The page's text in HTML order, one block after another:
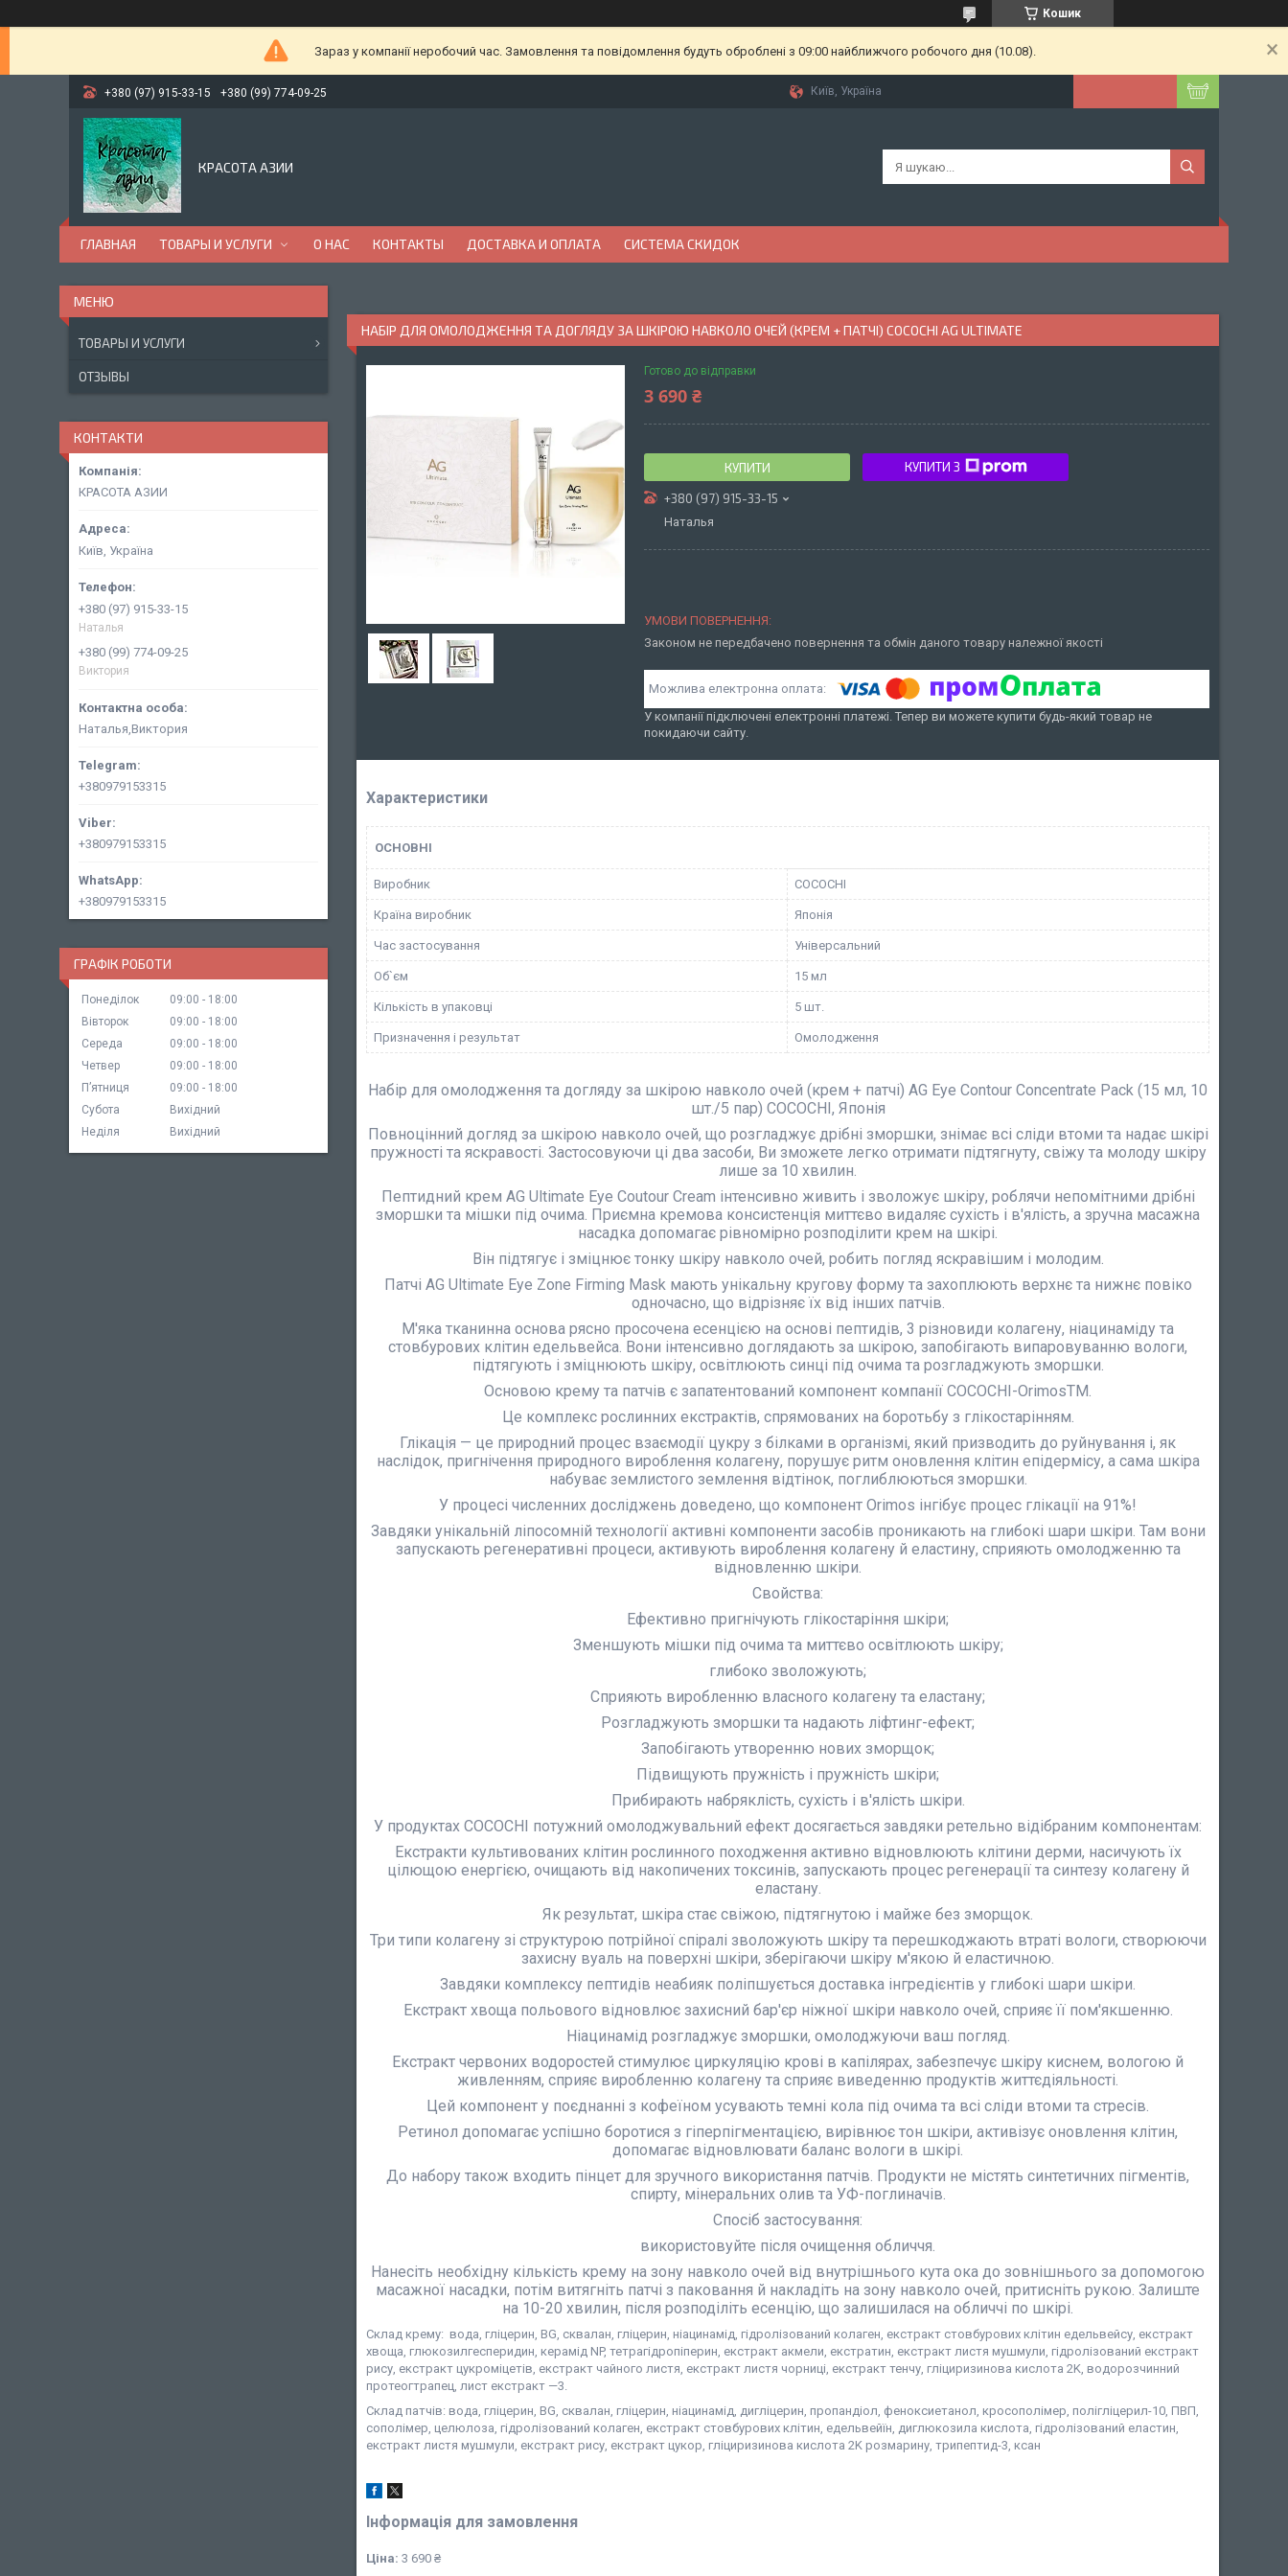
Кошик
Зараз у компанії неробочий час. Замовлення та повідомлення будуть оброблені з 09:00 найближчого робочого дня (10.08).
+380 (97) 915-33-15 +380 (99) 774-09-25 Київ, Україна
КРАСОТА АЗИИ
ГЛАВНАЯ ТОВАРЫ И УСЛУГИ О НАС КОНТАКТЫ ДОСТАВКА И ОПЛАТА СИСТЕМА СКИДОК
НАБІР ДЛЯ ОМОЛОДЖЕННЯ ТА ДОГЛЯДУ ЗА ШКІРОЮ НАВКОЛО ОЧЕЙ (КРЕМ + ПАТЧІ) COCOCHI AG ULTIMATE
Готово до відправки
3 690 ₴
КУПИТИ КУПИТИ З
+380 (97) 915-33-15
Наталья
Законом не передбачено повернення та обмін даного товару належної якості
У компанії підключені електронні платежі. Тепер ви можете купити будь-який товар не
покидаючи сайту.
Характеристики
ОСНОВНІ
Виробник COCOCHI
Країна виробник Японія
Час застосування Універсальний
Об`єм 15 мл
Кількість в упаковці 5 шт.
Призначення і результат Омолодження
Набір для омолодження та догляду за шкірою навколо очей (крем + патчі) AG Eye Contour Concentrate Pack (15 мл, 10
шт./5 пар) COCOCHI, Японія
Повноцінний догляд за шкірою навколо очей, що розгладжує дрібні зморшки, знімає всі сліди втоми та надає шкірі
пружності та яскравості. Застосовуючи ці два засоби, Ви зможете легко отримати підтягнуту, свіжу та молоду шкіру
лише за 10 хвилин.
Пептидний крем AG Ultimate Eye Coutour Cream інтенсивно живить і зволожує шкіру, роблячи непомітними дрібні
зморшки та мішки під очима. Приємна кремова консистенція миттєво видаляє сухість і в'ялість, а зручна масажна
насадка допомагає рівномірно розподілити крем на шкірі.
Він підтягує і зміцнює тонку шкіру навколо очей, робить погляд яскравішим і молодим.
Патчі AG Ultimate Eye Zone Firming Mask мають унікальну кругову форму та захоплюють верхнє та нижнє повіко
одночасно, що відрізняє їх від інших патчів.
М'яка тканинна основа рясно просочена есенцією на основі пептидів, 3 різновиди колагену, ніацинаміду та
стовбурових клітин едельвейса. Вони інтенсивно доглядають за шкірою, запобігають випаровуванню вологи,
підтягують і зміцнюють шкіру, освітлюють синці під очима та розгладжують зморшки.
Основою крему та патчів є запатентований компонент компанії COCOCHI-OrimosTM.
Це комплекс рослинних екстрактів, спрямованих на боротьбу з глікостарінням.
Глікація — це природний процес взаємодії цукру з білками в організмі, який призводить до руйнування і, як
наслідок, пригнічення природного вироблення колагену, порушує ритм оновлення клітин епідермісу, а сама шкіра
набуває землистого землення відтінок, поглиблюються зморшки.
У процесі численних досліджень доведено, що компонент Orimos інгібує процес глікації на 91%!
Завдяки унікальній ліпосомній технології активні компоненти засобів проникають на глибокі шари шкіри. Там вони
запускають регенеративні процеси, активують вироблення колагену й еластину, сприяють омолодженню та
відновленню шкіри.
Свойства:
Ефективно пригнічують глікостаріння шкіри;
Зменшують мішки під очима та миттєво освітлюють шкіру;
глибоко зволожують;
Сприяють виробленню власного колагену та еластану;
Розгладжують зморшки та надають ліфтинг-ефект;
Запобігають утворенню нових зморщок;
Підвищують пружність і пружність шкіри;
Прибирають набряклість, сухість і в'ялість шкіри.
У продуктах COCOCHI потужний омолоджувальний ефект досягається завдяки ретельно відібраним компонентам:
Екстракти культивованих клітин рослинного походження активно відновлюють клітини дерми, насичують їх
цілющою енергією, очищають від накопичених токсинів, запускають процес регенерації та синтезу колагену й
еластану.
Як результат, шкіра стає свіжою, підтягнутою і майже без зморщок.
Три типи колагену зі структурою потрійної спіралі зволожують шкіру та перешкоджають втраті вологи, створюючи
захисну вуаль на поверхні шкіри, зберігаючи шкіру м'якою й еластичною.
Завдяки комплексу пептидів неабияк поліпшується доставка інгредієнтів у глибокі шари шкіри.
Екстракт хвоща польового відновлює захисний бар'єр ніжної шкіри навколо очей, сприяє її пом'якшенню.
Ніацинамід розгладжує зморшки, омолоджуючи ваш погляд.
Екстракт червоних водоростей стимулює циркуляцію крові в капілярах, забезпечує шкіру киснем, вологою й
живленням, сприяє виробленню колагену та сприяє виведенню продуктів життєдіяльності.
Цей компонент у поєднанні з кофеїном усувають темні кола під очима та всі сліди втоми та стресів.
Ретинол допомагає успішно боротися з гіперпігментацією, вирівнює тон шкіри, активізує оновлення клітин,
допомагає відновлювати баланс вологи в шкірі.
До набору також входить пінцет для зручного використання патчів. Продукти не містять синтетичних пігментів,
спирту, мінеральних олив та УФ-поглиначів.
Спосіб застосування:
використовуйте після очищення обличчя.
Нанесіть необхідну кількість крему на зону навколо очей від внутрішнього кута ока до зовнішнього за допомогою
масажної насадки, потім витягніть патчі з паковання й накладіть на зону навколо очей, притисніть рукою. Залиште
на 10-20 хвилин, після розподіліть есенцію, що залишилася на обличчі по шкірі.
Склад крему: вода, гліцерин, BG, сквалан, гліцерин, ніацинамід, гідролізований колаген, екстракт стовбурових клітин едельвейсу, екстракт
хвоща, глюкозилгесперидин, керамід NP, тетрагідропіперин, екстракт акмели, екстратин, екстракт листя мушмули, гідролізований екстракт
рису, екстракт цукроміцетів, екстракт чайного листя, екстракт листя чорниці, екстракт тенчу, гліциризинова кислота 2K, водорозчинний
протеогтрапец, лист екстракт —3.
Склад патчів: вода, гліцерин, BG, сквалан, гліцерин, ніацинамід, дигліцерин, пропандіол, феноксиетанол, кросополімер, полігліцерил-10, ПВП,
сополімер, целюлоза, гідролізований колаген, екстракт стовбурових клітин, едельвейїн, диглюкозила кислота, гідролізований еластин,
екстракт листя мушмули, екстракт рису, екстракт цукор, гліциризинова кислота 2K розмарину, трипептид-3, ксан
Інформація для замовлення
Ціна: 3 690 ₴
ТОВАРЫ И УСЛУГИ
ОТЗЫВЫ
КОНТАКТИ
КРАСОТА АЗИИ
Київ, Україна
+380 (97) 915-33-15
Наталья
+380 (99) 774-09-25
Виктория
Наталья,Виктория
+380979153315
+380979153315
+380979153315
ГРАФІК РОБОТИ
Понеділок 09:00
18:00
Вівторок
09:00
18:00
Середа
09:00
18:00
Четвер
09:00
18:00
Пʼятниця
09:00
18:00
Субота
Вихідний
Неділя
Вихідний